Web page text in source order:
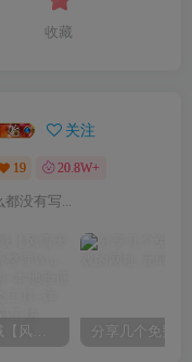
收藏
关注
19 20.8W+
都没有写...